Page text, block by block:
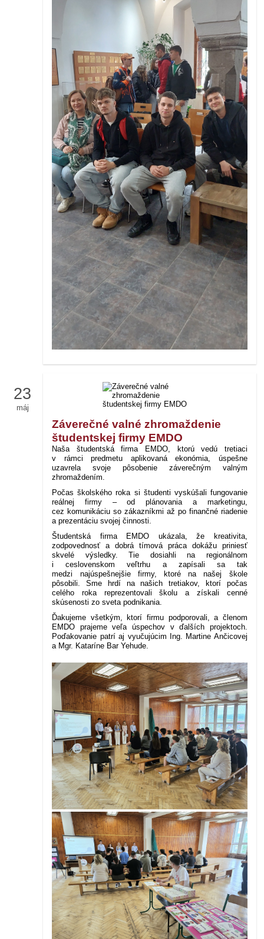
23
máj
Záverečné valné zhromaždenie
študentskej firmy EMDO
Naša študentská firma EMDO, ktorú vedú tretiaci
v rámci predmetu aplikovaná ekonómia, úspešne
uzavrela svoje pôsobenie záverečným valným
zhromaždením.
Počas školského roka si študenti vyskúšali fungovanie
reálnej firmy – od plánovania a marketingu,
cez komunikáciu so zákazníkmi až po finančné riadenie
a prezentáciu svojej činnosti.
Študentská firma EMDO ukázala, že kreativita,
zodpovednosť a dobrá tímová práca dokážu priniesť
skvelé výsledky. Tie dosiahli na regionálnom
i ceslovenskom veľtrhu a zapísali sa tak
medzi najúspešnejšie firmy, ktoré na našej škole
pôsobili. Sme hrdí na našich tretiakov, ktorí počas
celého roka reprezentovali školu a získali cenné
skúsenosti zo sveta podnikania.
Ďakujeme všetkým, ktorí firmu podporovali, a členom
EMDO prajeme veľa úspechov v ďalších projektoch.
Poďakovanie patrí aj vyučujúcim Ing. Martine Ančicovej
a Mgr. Kataríne Bar Yehude.